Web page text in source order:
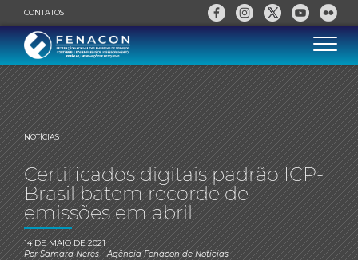
CONTATOS
NOTÍCIAS
Certificados digitais padrão ICP-
Brasil batem recorde de
emissões em abril
14 DE MAIO DE 2021
PorSamara Neres- Agência Fenacon de Notícias